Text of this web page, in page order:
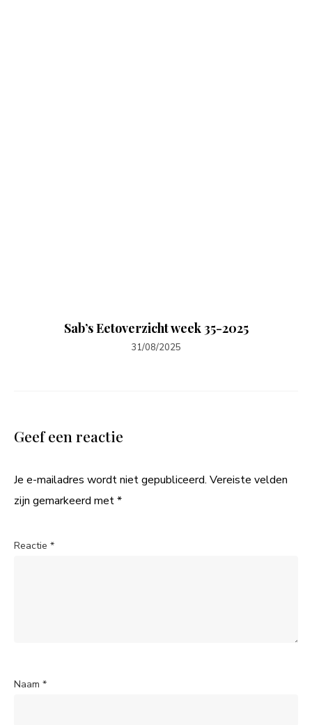
Sab’s Eetoverzicht week 35-2025
31/08/2025
Geef een reactie
Je e-mailadres wordt niet gepubliceerd. Vereiste velden
zijn gemarkeerd met*
Reactie *
Naam *